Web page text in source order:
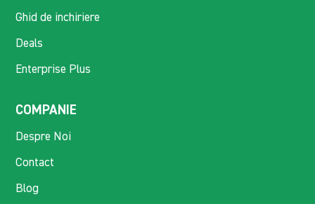
Ghid de inchiriere
Deals
Enterprise Plus
COMPANIE
Despre Noi
Contact
Blog